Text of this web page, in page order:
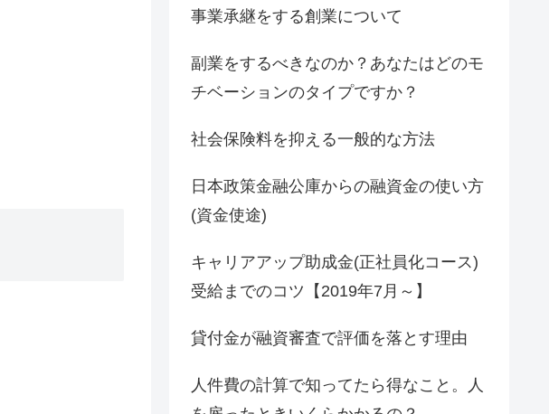
事業承継をする創業について
副業をするべきなのか？あなたはどのモ
チベーションのタイプですか？
社会保険料を抑える一般的な方法
日本政策金融公庫からの融資金の使い方
(資金使途)
キャリアアップ助成金(正社員化コース)
受給までのコツ【2019年7月～】
貸付金が融資審査で評価を落とす理由
人件費の計算で知ってたら得なこと。人